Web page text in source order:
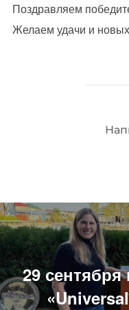
Поздравляем
Желаем удачи и
Навигация
по
записям
29